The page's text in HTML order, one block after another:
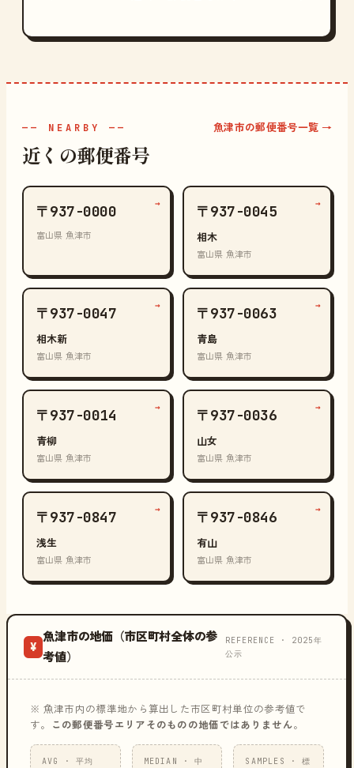
—— NEARBY ——
近くの郵便番号
魚津市の郵便番号一覧 →
〒937-0000
富山県 魚津市
→ 〒937-0045
相木
富山県 魚津市
→
〒937-0047
相木新
富山県 魚津市
→ 〒937-0063
青島
富山県 魚津市
→
〒937-0014
青柳
富山県 魚津市
→ 〒937-0036
山女
富山県 魚津市
→
〒937-0847
浅生
富山県 魚津市
→ 〒937-0846
有山
富山県 魚津市
→
¥
魚津市の地価（市区町村全体の参
考値）
REFERENCE · 2025年
公示
※ 魚津市内の標準地から算出した市区町村単位の参考値で
す。
この郵便番号エリアそのものの地価ではありません。
AVG · 平均
MEDIAN · 中
SAMPLES · 標